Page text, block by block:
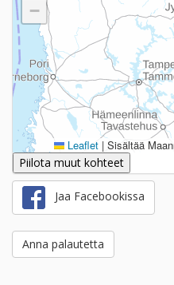
−
Leaflet | Sisältää
Piilota muut kohteet
Jaa Facebookissa
Anna palautetta